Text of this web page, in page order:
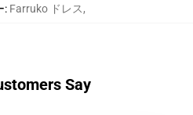
: Farruko ドレス,
Say